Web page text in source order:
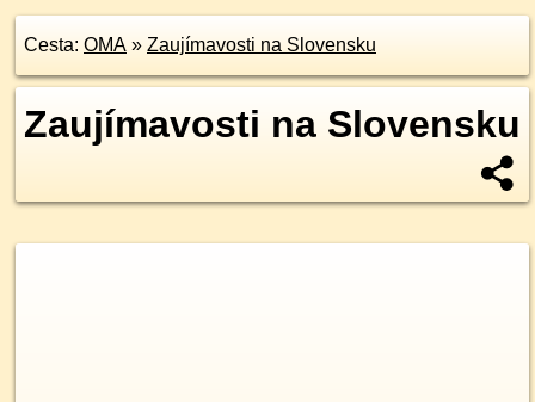
Cesta: OMA » Zaujímavosti na Slovensku
Zaujímavosti na Slovensku